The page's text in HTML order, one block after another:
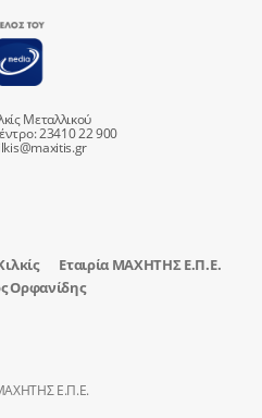
Μεταλλικού
23410 22 900
Εταιρία ΜΑΧΗΤΗΣ Ε.Π.Ε.
Ορφανίδης
Ε.Π.Ε.